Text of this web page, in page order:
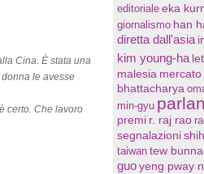
Cina. È stata una
le avesse
certo. Che lavoro
editoriale eka
giornalismo han
diretta dall'asia
kim young-ha
malesia
bhattacharya
min-gyu
premi r. raj rao
segnalazioni
taiwan tew
guoyeng pway